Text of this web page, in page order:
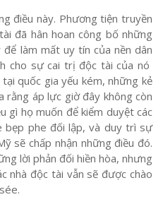
điều này. Phương tiện truyền
đã hân hoan công bố những
để làm mất uy tín của nền dân
cho sự cai trị độc tài của nó
quốc gia yếu kém, những kẻ
rằng áp lực giờ đây không còn
gì họ muốn để kiểm duyệt các
bẹp phe đối lập, và duy trì sự
sẽ chấp nhận những điều đó.
lời phản đối hiền hòa, nhưng
nhà độc tài vẫn sẽ được chào